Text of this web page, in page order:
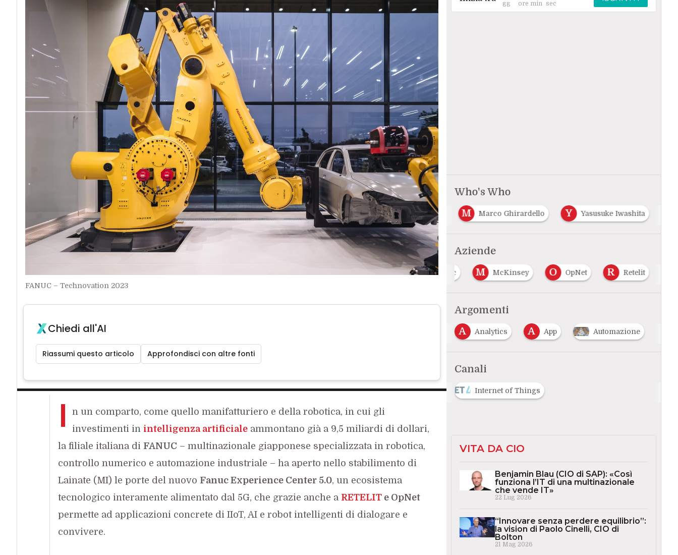
FANUC – Technovation 2023
Chiedi all'AI
Riassumi questo articolo Approfondisci con altre fonti
I
n un comparto, come quello manifatturiero e della robotica, in cui gli
investimenti in intelligenza artificialeammontano già a 9,5 miliardi di dollari,
la filiale italiana di FANUC – multinazionale giapponese specializzata in robotica,
controllo numerico e automazione industriale – ha aperto nello stabilimento di
Lainate (MI) le porte del nuovo Fanuc Experience Center 5.0, un ecosistema
tecnologico interamente alimentato dal 5G, che grazie anche a RETELIT e OpNet
permette ad applicazioni concrete di IIoT, AI e robot intelligenti di dialogare e
convivere.
Who's Who
M
Marco Delaini M Marco Ghirardello Y Yasusuke Iwashita
Aziende
F
Fanuc M McKinsey O OpNet R Retelit
Argomenti
A Analytics A App Automazione
Canali
Internet of Things
VITA DA CIO
Benjamin Blau (CIO di SAP): «Così
funziona l’IT di una multinazionale
che vende IT»
22 Lug 2026
“Innovare senza perdere equilibrio”:
la vision di Paolo Cinelli, CIO di
Bolton
21 Mag 2026